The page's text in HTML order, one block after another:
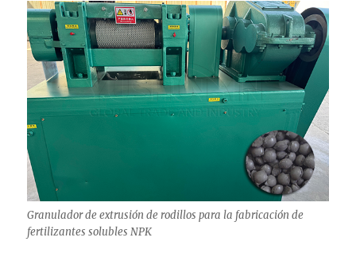
Granulador de extrusión de rodillos para la fabricación de
fertilizantes solubles NPK